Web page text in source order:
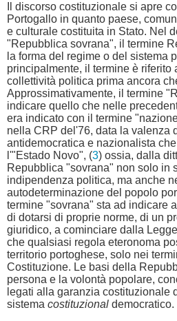
Il discorso costituzionale si apre
Portogallo in quanto paese,
e culturale costituita in Stato. Nel
"Repubblica sovrana", il termine
la forma del regime o del sistema
principalmente, il termine è riferito
collettività politica prima ancora
Approssimativamente, il termine
indicare quello che nelle
era indicato con il termine
nella CRP del'76, data la valenza
antidemocratica e nazionalista
l'"Estado Novo", (3) ossia, dalla
Repubblica "sovrana" non solo in
indipendenza politica, ma anche
autodeterminazione del popolo
termine "sovrana" sta ad indicare
di dotarsi di proprie norme, di un
giuridico, a cominciare dalla
che qualsiasi regola eteronoma
territorio portoghese, solo nei
Costituzione. Le basi della
persona e la volontà popolare,
legati alla garanzia costituzionale
sistema costituzional democratico.